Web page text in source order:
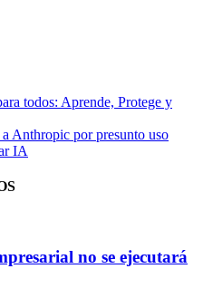
todos: Aprende, Protege y
Anthropic por presunto uso
IA
no se ejecutará